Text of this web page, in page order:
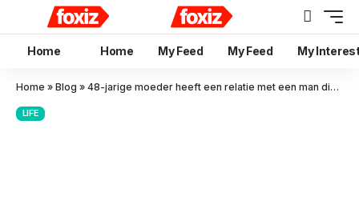
Home Home My Feed My Feed My
Home » Blog » 48-jarige moeder heeft een relatie met een man die 23 jaar jonger is!
LIFE